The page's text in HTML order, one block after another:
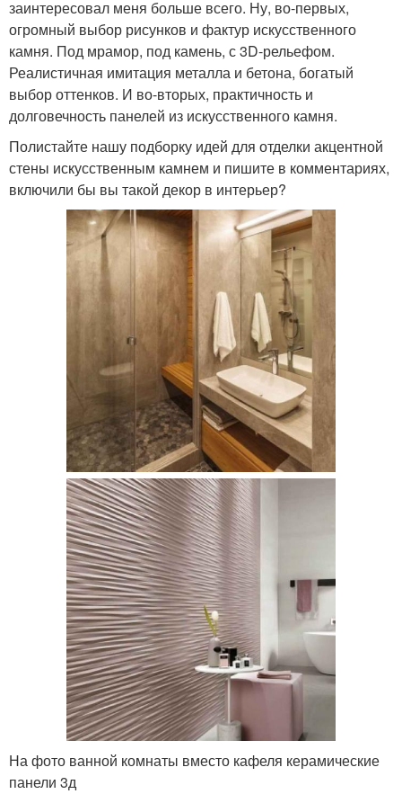
заинтересовал меня больше всего. Ну, во-первых,
огромный выбор рисунков и фактур искусственного
камня. Под мрамор, под камень, с 3D-рельефом.
Реалистичная имитация металла и бетона, богатый
выбор оттенков. И во-вторых, практичность и
долговечность панелей из искусственного камня.
Полистайте нашу подборку идей для отделки акцентной
стены искусственным камнем и пишите в комментариях,
включили бы вы такой декор в интерьер?
На фото ванной комнаты вместо кафеля керамические
панели 3д